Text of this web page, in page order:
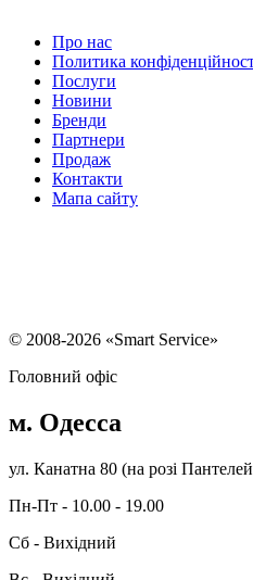
Про нас
Политика
Послуги
Новини
Бренди
Партнери
Продаж
Контакти
Мапа сайту
© 2008-2026 «Smart Service»
Головний офіс
м. Одесса
ул. Канатна 80 (на розі
Пн-Пт - 10.00 - 19.00
Сб - Вихідний